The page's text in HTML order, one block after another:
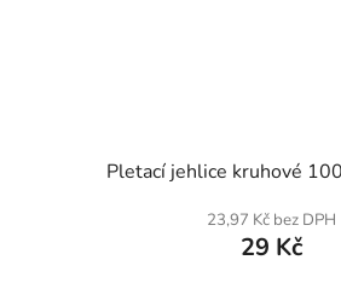
Pletací jehlice kruhové
23,97 Kč bez DPH
29 Kč